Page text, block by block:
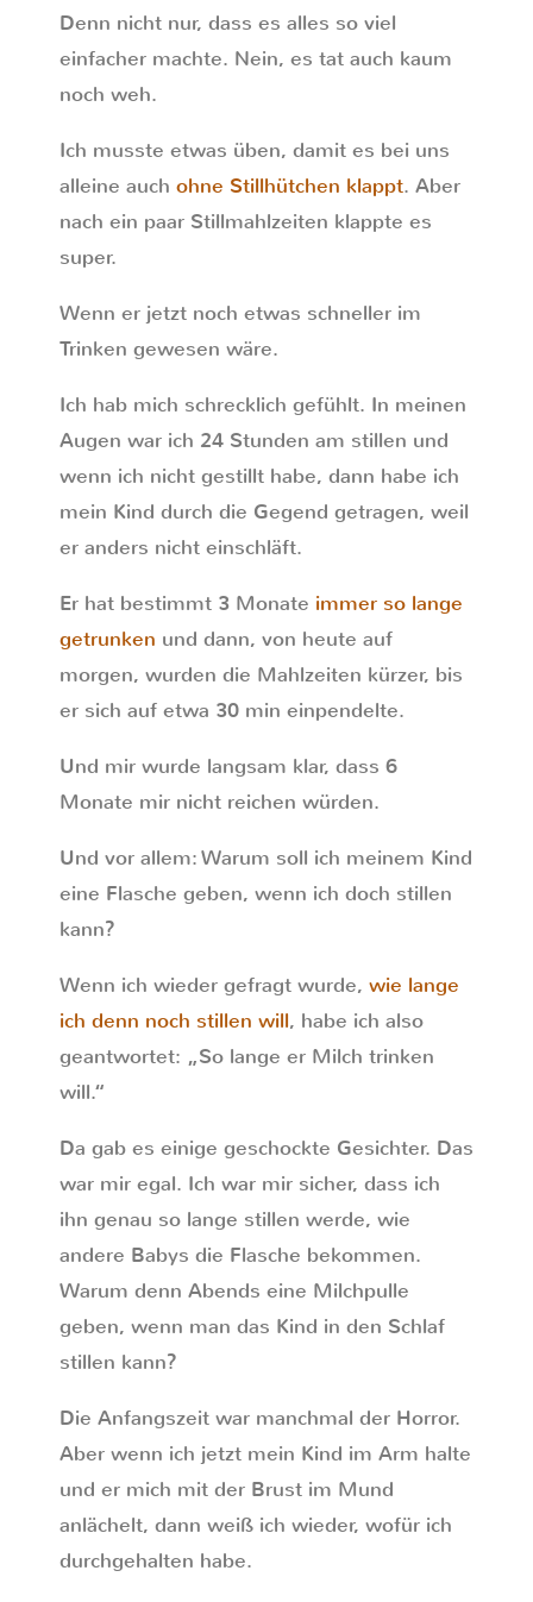
Denn nicht nur, dass es alles so viel
einfacher machte. Nein, es tat auch kaum
noch weh.
Ich musste etwas üben, damit es bei uns
alleine auch ohne Stillhütchen klappt. Aber
nach ein paar Stillmahlzeiten klappte es
super.
Wenn er jetzt noch etwas schneller im
Trinken gewesen wäre.
Ich hab mich schrecklich gefühlt. In meinen
Augen war ich 24 Stunden am stillen und
wenn ich nicht gestillt habe, dann habe ich
mein Kind durch die Gegend getragen, weil
er anders nicht einschläft.
Er hat bestimmt 3 Monate immer so lange
getrunken und dann, von heute auf
morgen, wurden die Mahlzeiten kürzer, bis
er sich auf etwa 30 min einpendelte.
Und mir wurde langsam klar, dass 6
Monate mir nicht reichen würden.
Und vor allem: Warum soll ich meinem Kind
eine Flasche geben, wenn ich doch stillen
kann?
Wenn ich wieder gefragt wurde, wie lange
ich denn noch stillen will, habe ich also
geantwortet: „So lange er Milch trinken
will.“
Da gab es einige geschockte Gesichter. Das
war mir egal. Ich war mir sicher, dass ich
ihn genau so lange stillen werde, wie
andere Babys die Flasche bekommen.
Warum denn Abends eine Milchpulle
geben, wenn man das Kind in den Schlaf
stillen kann?
Die Anfangszeit war manchmal der Horror.
Aber wenn ich jetzt mein Kind im Arm halte
und er mich mit der Brust im Mund
anlächelt, dann weiß ich wieder, wofür ich
durchgehalten habe.